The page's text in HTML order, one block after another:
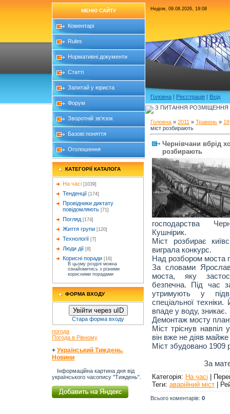
МЕНЮ САЙТУ
Коментарі
Rules
Нормативні документи
Статті
Запитай у юриста
Форум
Зворотній зв'язок
Базові поняття
Оголошення
КАТЕГОРІЇ КАТАЛОГА
На часі [1039]
Тенденції [174]
Провідники диктату
повідомляють [71]
Погляд [174]
Життя групи [120]
Технології [7]
Люди дії [8]
Корисні поради [16]
В цьому розділі можна
ознайомитись з різними
корисними порадами
ФОРМА ВХОДУ
Увійти через uID
Стара форма входу
погода
Погода в Рівному
+ Український Тиждень.
Новини
Інформаційна картина дня від
українського часопису "Тиждень".
Неділя, 09.08.2026, 19:08
Головна | Реєстрація | Вхід
З ПИТАННЯ РОЗМІЩЕННЯ
Головна » 2011 » Травень » 18
міст розбирають
Чернівчани вбрід
розбирають
господарства
Кушнірик.
Міст розбирає
виграла конкурс.
Над розбором моста
За словами
моста, яку
безпечна. Під час
утримують у
спеціальної
впаде у воду, зникає.
Демонтаж мосту
Міст тріснув навпіл
він вже не діяв майже
Міст збудовано 1909
За
Категорія: На часі |
Теги: аварійний міст |
Всього коментарів: 0